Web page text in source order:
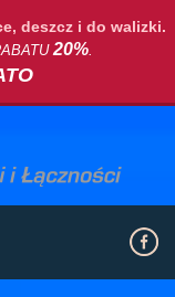
deszcz i do walizki.
20%.